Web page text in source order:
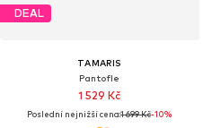
DEAL
TAMARIS
Pantofle
1 529 Kč
Poslední nejnižší cena:1 699 Kč-10%